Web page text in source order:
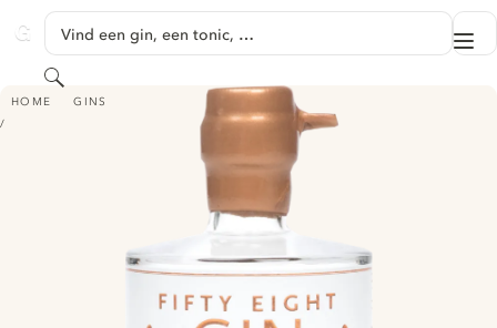
GINVENTORY
Vind een gin, een tonic, …
Zoeken
HOME GINS
FIFTY EIGHT 58 GIN - BATCH 58 LIMITED EDITION